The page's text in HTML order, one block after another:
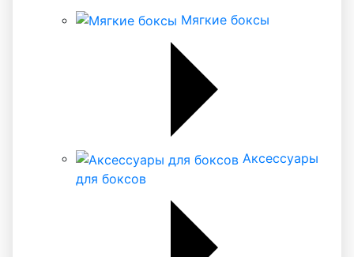
Мягкие боксы
Аксессуары
для боксов